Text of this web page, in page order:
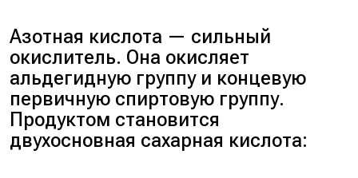
Азотная кислота — сильный
окислитель. Она окисляет
альдегидную группу и концевую
первичную спиртовую группу.
Продуктом становится
двухосновная сахарная кислота: